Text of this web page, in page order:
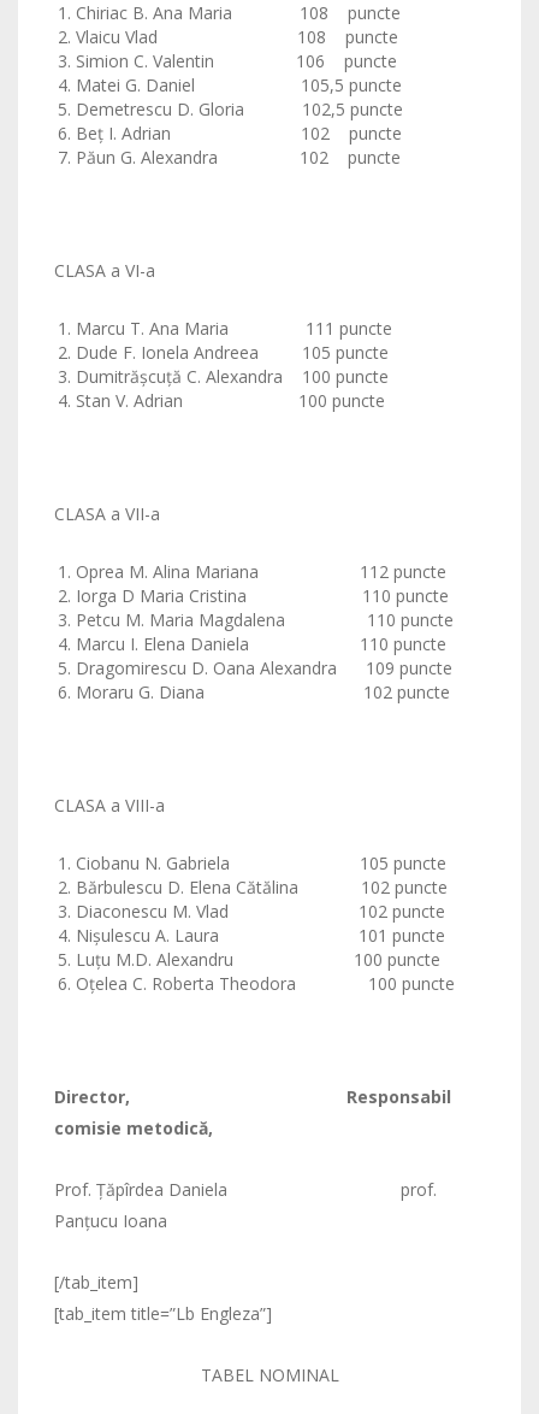
Chiriac B. Ana Maria 108 puncte
Vlaicu Vlad 108 puncte
Simion C. Valentin 106 puncte
Matei G. Daniel 105,5 puncte
Demetrescu D. Gloria 102,5 puncte
Beţ I. Adrian 102 puncte
Păun G. Alexandra 102 puncte
CLASA a VI-a
Marcu T. Ana Maria 111 puncte
Dude F. Ionela Andreea 105 puncte
Dumitrăşcuţă C. Alexandra 100 puncte
Stan V. Adrian 100 puncte
CLASA a VII-a
Oprea M. Alina Mariana 112 puncte
Iorga D Maria Cristina 110 puncte
Petcu M. Maria Magdalena 110 puncte
Marcu I. Elena Daniela 110 puncte
Dragomirescu D. Oana Alexandra 109 puncte
Moraru G. Diana 102 puncte
CLASA a VIII-a
Ciobanu N. Gabriela 105 puncte
Bărbulescu D. Elena Cătălina 102 puncte
Diaconescu M. Vlad 102 puncte
Nişulescu A. Laura 101 puncte
Luţu M.D. Alexandru 100 puncte
Oţelea C. Roberta Theodora 100 puncte
Director, Responsabil
comisie metodică,
Prof. Ţăpîrdea Daniela prof.
Panţucu Ioana
[/tab_item]
[tab_item title=”Lb Engleza”]
TABEL NOMINAL